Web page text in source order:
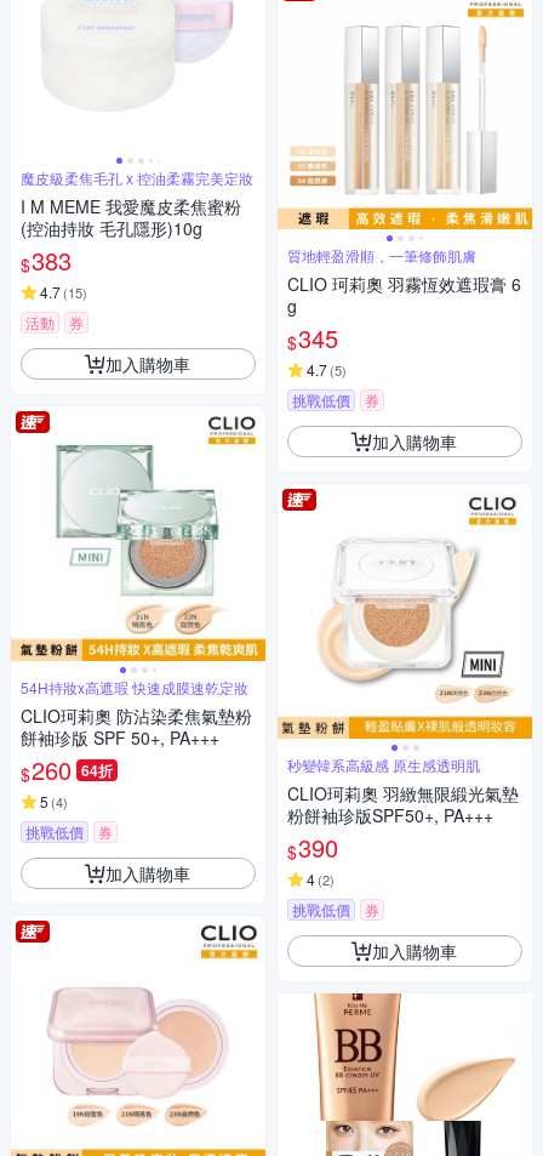
魔皮級柔焦毛孔 x 控油柔霧完美定妝
I M MEME 我愛魔皮柔焦蜜粉
(控油持妝 毛孔隱形)10g
$383
4.7(15)
活動 券
加入購物車
54H持妝x高遮瑕 快速成膜速乾定妝
CLIO珂莉奧 防沾染柔焦氣墊粉
餅袖珍版 SPF 50+, PA+++
$260 64折
5 (4)
挑戰低價 券
加入購物車
質地輕盈滑順，一筆修飾肌膚
CLIO 珂莉奧 羽霧恆效遮瑕膏 6
g
$345
4.7(5)
挑戰低價 券
加入購物車
秒變韓系高級感 原生感透明肌
CLIO珂莉奧 羽緻無限緞光氣墊
粉餅袖珍版SPF50+, PA+++
$390
4(2)
挑戰低價 券
加入購物車